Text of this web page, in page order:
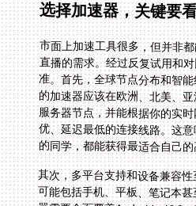
选择加速器，关键要
市面上加速工具很多，但并非
直播的需求。经过反复试用和
准。首先，全球节点分布和智
的加速器应该在欧洲、北美、
服务器节点，并能根据你的实
优、延迟最低的连接线路。这
的同学，都能获得最适合自己
其次，多平台支持和设备兼容
可能包括手机、平板、笔记本
器需要全面覆盖Android、
统，并且允许一个账号在多个
可以在电脑上用网页看直播，